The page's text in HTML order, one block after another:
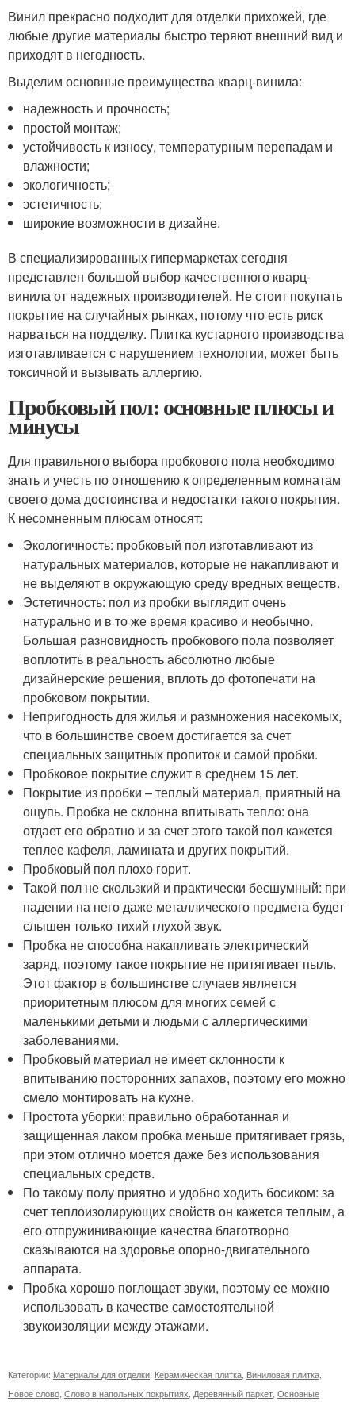
Винил прекрасно подходит для отделки прихожей, где
любые другие материалы быстро теряют внешний вид и
приходят в негодность.
Выделим основные преимущества кварц-винила:
надежность и прочность;
простой монтаж;
устойчивость к износу, температурным перепадам и
влажности;
экологичность;
эстетичность;
широкие возможности в дизайне.
В специализированных гипермаркетах сегодня
представлен большой выбор качественного кварц-
винила от надежных производителей. Не стоит покупать
покрытие на случайных рынках, потому что есть риск
нарваться на подделку. Плитка кустарного производства
изготавливается с нарушением технологии, может быть
токсичной и вызывать аллергию.
Пробковый пол: основные плюсы и
минусы
Для правильного выбора пробкового пола необходимо
знать и учесть по отношению к определенным комнатам
своего дома достоинства и недостатки такого покрытия.
К несомненным плюсам относят:
Экологичность: пробковый пол изготавливают из
натуральных материалов, которые не накапливают и
не выделяют в окружающую среду вредных веществ.
Эстетичность: пол из пробки выглядит очень
натурально и в то же время красиво и необычно.
Большая разновидность пробкового пола позволяет
воплотить в реальность абсолютно любые
дизайнерские решения, вплоть до фотопечати на
пробковом покрытии.
Непригодность для жилья и размножения насекомых,
что в большинстве своем достигается за счет
специальных защитных пропиток и самой пробки.
Пробковое покрытие служит в среднем 15 лет.
Покрытие из пробки – теплый материал, приятный на
ощупь. Пробка не склонна впитывать тепло: она
отдает его обратно и за счет этого такой пол кажется
теплее кафеля, ламината и других покрытий.
Пробковый пол плохо горит.
Такой пол не скользкий и практически бесшумный: при
падении на него даже металлического предмета будет
слышен только тихий глухой звук.
Пробка не способна накапливать электрический
заряд, поэтому такое покрытие не притягивает пыль.
Этот фактор в большинстве случаев является
приоритетным плюсом для многих семей с
маленькими детьми и людьми с аллергическими
заболеваниями.
Пробковый материал не имеет склонности к
впитыванию посторонних запахов, поэтому его можно
смело монтировать на кухне.
Простота уборки: правильно обработанная и
защищенная лаком пробка меньше притягивает грязь,
при этом отлично моется даже без использования
специальных средств.
По такому полу приятно и удобно ходить босиком: за
счет теплоизолирующих свойств он кажется теплым, а
его отпружинивающие качества благотворно
сказываются на здоровье опорно-двигательного
аппарата.
Пробка хорошо поглощает звуки, поэтому ее можно
использовать в качестве самостоятельной
звукоизоляции между этажами.
Категории: Материалы для отделки, Керамическая плитка, Виниловая плитка,
Новое слово, Слово в напольных покрытиях, Деревянный паркет, Основные